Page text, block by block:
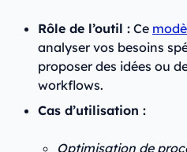
Rôle de l’outil : Ce
analyser vos besoins
proposer des idées ou
workflows.
Cas d’utilisation :
Optimisation de